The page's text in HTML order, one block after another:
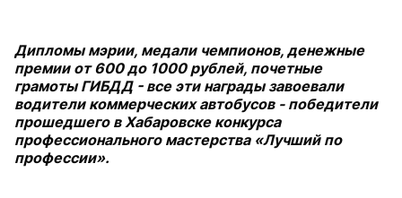
Дипломы мэрии, медали чемпионов, денежные
премии от 600 до 1000 рублей, почетные
грамоты ГИБДД - все эти награды завоевали
водители коммерческих автобусов - победители
прошедшего в Хабаровске конкурса
профессионального мастерства «Лучший по
профессии».